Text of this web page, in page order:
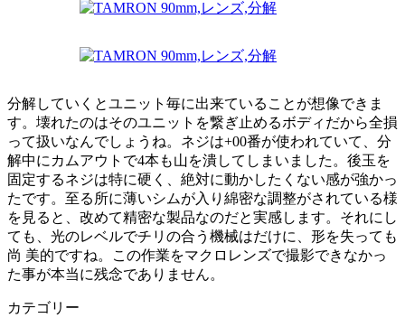
分解していくとユニット毎に出来ていることが想像できま
す。壊れたのはそのユニットを繋ぎ止めるボディだから全損
って扱いなんでしょうね。ネジは+00番が使われていて、分
解中にカムアウトで4本も山を潰してしまいました。後玉を
固定するネジは特に硬く、絶対に動かしたくない感が強かっ
たです。至る所に薄いシムが入り綿密な調整がされている様
を見ると、改めて精密な製品なのだと実感します。それにし
ても、光のレベルでチリの合う機械はだけに、形を失っても
尚 美的ですね。この作業をマクロレンズで撮影できなかっ
た事が本当に残念でありません。
カテゴリー